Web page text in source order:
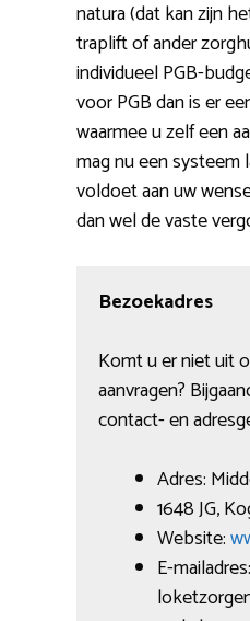
natura (dat kan zijn
traplift of ander
individueel PGB-
voor PGB dan is er
waarmee u zelf een
mag nu een systeem
voldoet aan uw
dan wel de vaste
Bezoekadres
Komt u er niet uit
aanvragen?
contact- en
Adres:
1648 JG,
Website:
E-mailadres: